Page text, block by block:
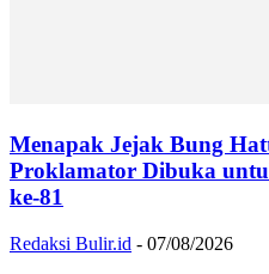
Menapak Jejak Bung
Proklamator Dibuka
ke-81
Redaksi Bulir.id - 07/08/2026